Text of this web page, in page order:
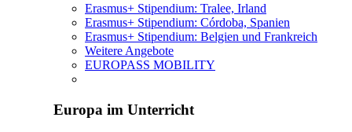
Erasmus+ Stipendium: Tralee, Irland
Erasmus+ Stipendium: Córdoba, Spanien
Erasmus+ Stipendium: Belgien und Frankreich
Weitere Angebote
EUROPASS MOBILITY
Europa im Unterricht